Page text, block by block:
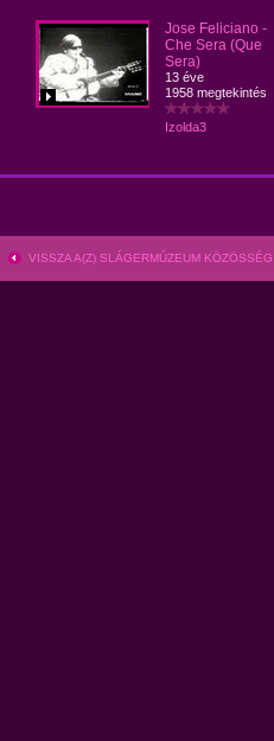
Jose Feliciano -
Che Sera (Que
Sera)
13 éve
1958 megtekintés
Izolda3
VISSZA A(Z) SLÁGERMÚZEUM